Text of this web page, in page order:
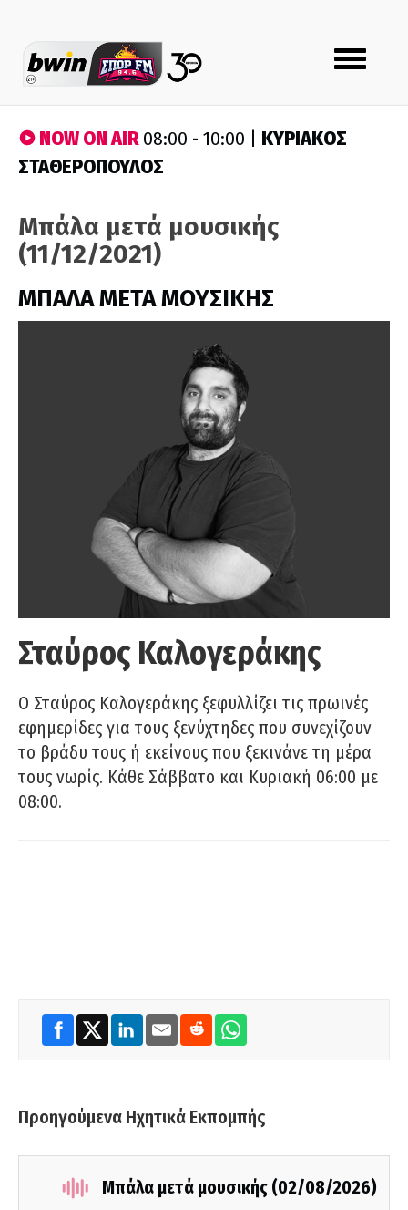
Toggle
navigation
NOW ON AIR08:00 - 10:00 | ΚΥΡΙΑΚΟΣ
ΣΤΑΘΕΡΟΠΟΥΛΟΣ
Μπάλα μετά μουσικής
(11/12/2021)
ΜΠΑΛΑ ΜΕΤΑ ΜΟΥΣΙΚΗΣ
Σταύρος Καλογεράκης
Ο Σταύρος Καλογεράκης ξεφυλλίζει τις πρωινές
εφημερίδες για τους ξενύχτηδες που συνεχίζουν
το βράδυ τους ή εκείνους που ξεκινάνε τη μέρα
τους νωρίς. Κάθε Σάββατο και Κυριακή 06:00 με
08:00.
Προηγούμενα Ηχητικά Εκπομπής
Μπάλα μετά μουσικής (02/08/2026)